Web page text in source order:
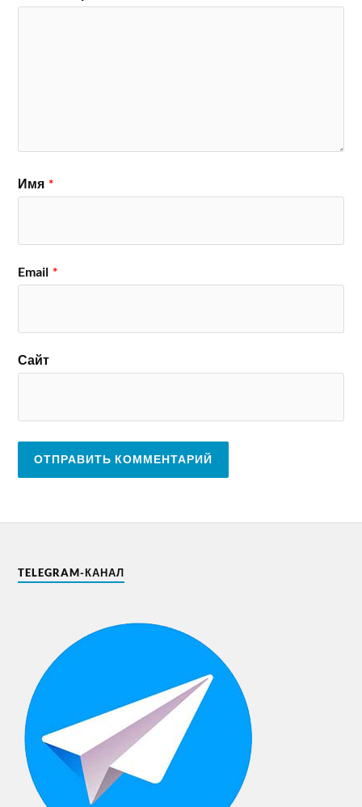
Имя *
Email *
Сайт
TELEGRAM-КАНАЛ